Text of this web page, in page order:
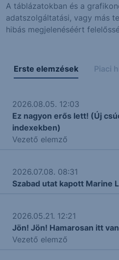
A táblázatokban és a
adatszolgáltatási, vagy más
hibás megjelenéséért
Erste elemzések Piaci
2026.08.05. 12:03
Ez nagyon erős lett! (Új
indexekben)
Vezető elemző
2026.07.08. 08:31
Szabad utat kapott Marine
2026.05.21. 12:21
Jön! Jön! Hamarosan itt
Vezető elemző